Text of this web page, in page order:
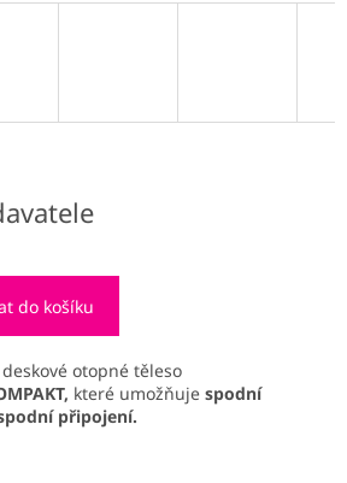
do košíku
otopné těleso
které umožňuje spodní
připojení.